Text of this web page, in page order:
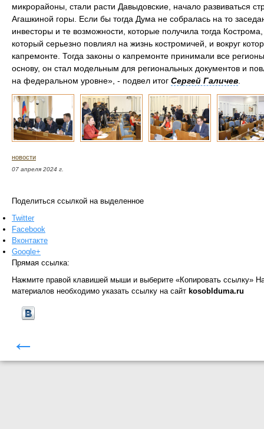
микрорайоны, стали расти Давыдовские, начало развиваться
Агашкиной горы. Если бы тогда Дума не собралась на то
инвесторы и те возможности, которые получила тогда
который серьезно повлиял на жизнь костромичей, и вокруг
капремонте. Тогда законы о капремонте принимали все
основу, он стал модельным для региональных документов и
на федеральном уровне», - подвел итог Сергей Галичев.
новости
07 апреля 2024 г.
Поделиться ссылкой на выделенное
Twitter
Facebook
Вконтакте
Google+
Прямая ссылка:
Нажмите правой клавишей мыши и выберите «Копировать ссылку»
материалов необходимо указать ссылку на сайт kosoblduma.ru
←